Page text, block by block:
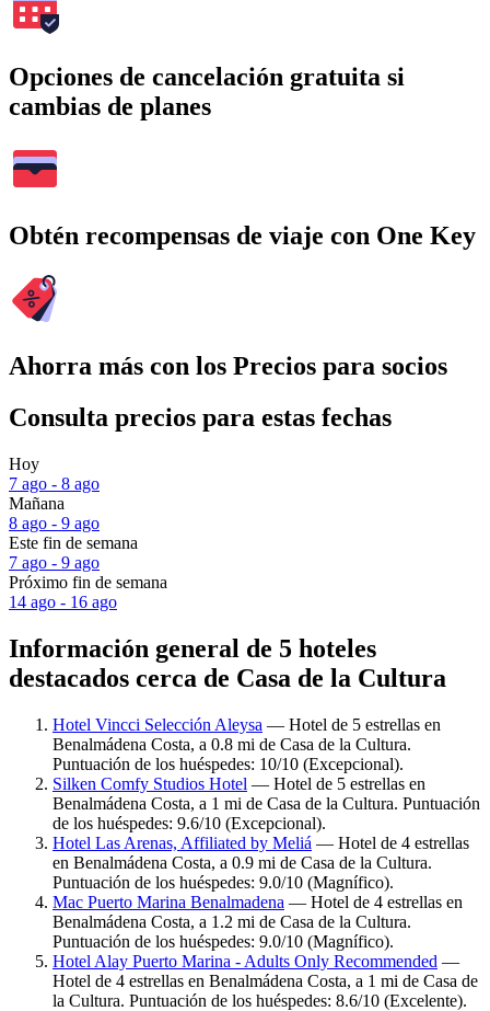
Opciones de cancelación gratuita si
cambias de planes
Obtén recompensas de viaje con One Key
Ahorra más con los Precios para socios
Consulta precios para estas fechas
Hoy
7 ago - 8 ago
Mañana
8 ago - 9 ago
Este fin de semana
7 ago - 9 ago
Próximo fin de semana
14 ago - 16 ago
Información general de 5 hoteles
destacados cerca de Casa de la Cultura
Hotel Vincci Selección Aleysa — Hotel de 5 estrellas en
Benalmádena Costa, a 0.8 mi de Casa de la Cultura.
Puntuación de los huéspedes: 10/10 (Excepcional).
Silken Comfy Studios Hotel — Hotel de 5 estrellas en
Benalmádena Costa, a 1 mi de Casa de la Cultura. Puntuación
de los huéspedes: 9.6/10 (Excepcional).
Hotel Las Arenas, Affiliated by Meliá — Hotel de 4 estrellas
en Benalmádena Costa, a 0.9 mi de Casa de la Cultura.
Puntuación de los huéspedes: 9.0/10 (Magnífico).
Mac Puerto Marina Benalmadena — Hotel de 4 estrellas en
Benalmádena Costa, a 1.2 mi de Casa de la Cultura.
Puntuación de los huéspedes: 9.0/10 (Magnífico).
Hotel Alay Puerto Marina - Adults Only Recommended —
Hotel de 4 estrellas en Benalmádena Costa, a 1 mi de Casa de
la Cultura. Puntuación de los huéspedes: 8.6/10 (Excelente).